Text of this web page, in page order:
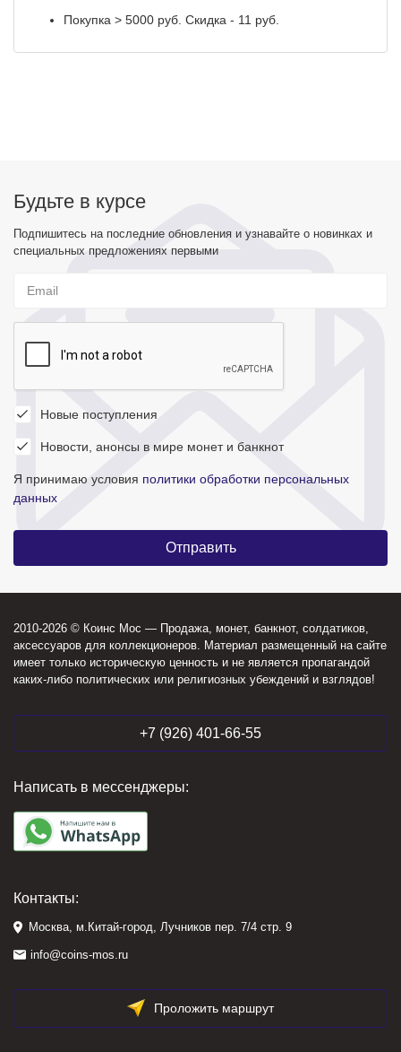
Покупка > 5000 руб. Скидка - 11 руб.
Будьте в курсе
Подпишитесь на последние обновления и узнавайте о новинках и
специальных предложениях первыми
Новые поступления
Новости, анонсы в мире монет и банкнот
Я принимаю условия политики обработки персональных
данных
2010-2026 © Коинс Мос — Продажа, монет, банкнот, солдатиков,
аксессуаров для коллекционеров. Материал размещенный на сайте
имеет только историческую ценность и не является пропагандой
каких-либо политических или религиозных убеждений и взглядов!
+7 (926) 401-66-55
Написать в мессенджеры:
Контакты:
Москва, м.Китай-город, Лучников пер. 7/4 стр. 9
info@coins-mos.ru
Проложить маршрут